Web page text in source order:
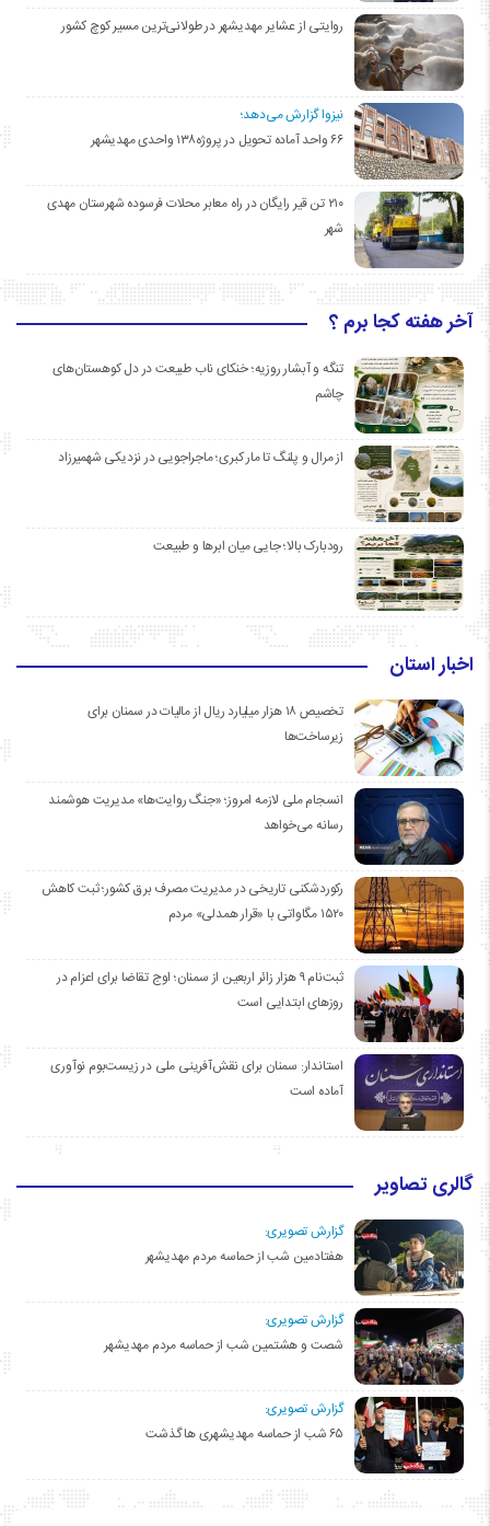
روایتی از عشایر مهدیشهر در طولانی‌ترین مسیر کوچ کشور
نیزوا گزارش می‌دهد؛
۶۶ واحد آماده تحویل در پروژه۱۳۸ واحدی مهدیشهر
۲۱۰ تن قیر رایگان در راه معابر محلات فرسوده شهرستان مهدی
شهر
آخر هفته کجا برم ؟
تنگه و آبشار روزیه؛ خنکای ناب طبیعت در دل کوهستان‌های
چاشم
از مرال و پلنگ تا مار کبری؛ ماجراجویی در نزدیکی شهمیرزاد
رودبارک بالا؛ جایی میان ابرها و طبیعت
اخبار استان
تخصیص ۱۸ هزار میلیارد ریال از مالیات در سمنان برای
زیرساخت‌ها
انسجام ملی لازمه امروز؛ «جنگ روایت‌ها» مدیریت هوشمند
رسانه می‌خواهد
رکوردشکنی تاریخی در مدیریت مصرف برق کشور؛ ثبت کاهش
۱۵۲۰ مگاواتی با «قرار همدلی» مردم
ثبت‌نام ۹ هزار زائر اربعین از سمنان؛ اوج تقاضا برای اعزام در
روزهای ابتدایی است
استاندار: سمنان برای نقش‌آفرینی ملی در زیست‌بوم نوآوری
آماده است
گالری تصاویر
گزارش تصویری:
هفتادمین شب از حماسه مردم مهدیشهر
گزارش تصویری:
شصت و هشتمین شب از حماسه مردم مهدیشهر
گزارش تصویری:
۶۵ شب از حماسه مهدیشهری ها گذشت